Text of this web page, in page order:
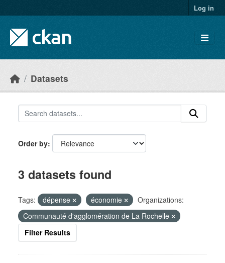
Log in
Datasets
Order by
3 datasets found
Tags: dépense économie
Organizations:
Communauté d'agglomération de La Rochelle
Filter Results